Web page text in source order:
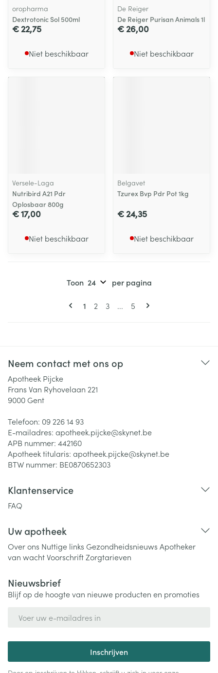
oropharma
Dextrotonic Sol 500ml
€ 22,75
Niet beschikbaar
De Reiger
De Reiger Purisan Animals 1l
€ 26,00
Niet beschikbaar
Versele-Laga
Nutribird A21 Pdr
Oplosbaar 800g
€ 17,00
Niet beschikbaar
Belgavet
Tzurex Bvp Pdr Pot 1kg
€ 24,35
Niet beschikbaar
Pagina's
U lees momenteel pagina
1 Pagina
2 Pagina
3 ... Pagina
5
Toon per pagina
Neem contact met ons op
Apotheek Pijcke
Frans Van Ryhovelaan 221
9000 Gent
Telefoon: 09 226 14 93
E-mailadres: apotheek.pijcke@skynet.be
APB nummer: 442160
Apotheek titularis: apotheek.pijcke@skynet.be
BTW nummer: BE0870652303
Klantenservice
FAQ
Uw apotheek
Over ons Nuttige links Gezondheidsnieuws Apotheker
van wachtVoorschriftZorgtarieven
Nieuwsbrief
Blijf op de hoogte van nieuwe producten en promoties
Inschrijven